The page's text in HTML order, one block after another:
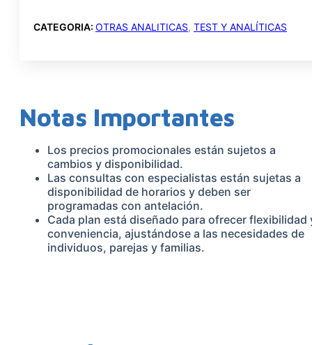
CATEGORIA: OTRAS ANALITICAS, TEST Y ANALÍTICAS
Notas Importantes
Los precios promocionales están sujetos a
cambios y disponibilidad.
Las consultas con especialistas están sujetas a
disponibilidad de horarios y deben ser
programadas con antelación.
Cada plan está diseñado para ofrecer flexibilidad
conveniencia, ajustándose a las necesidades de
individuos, parejas y familias.